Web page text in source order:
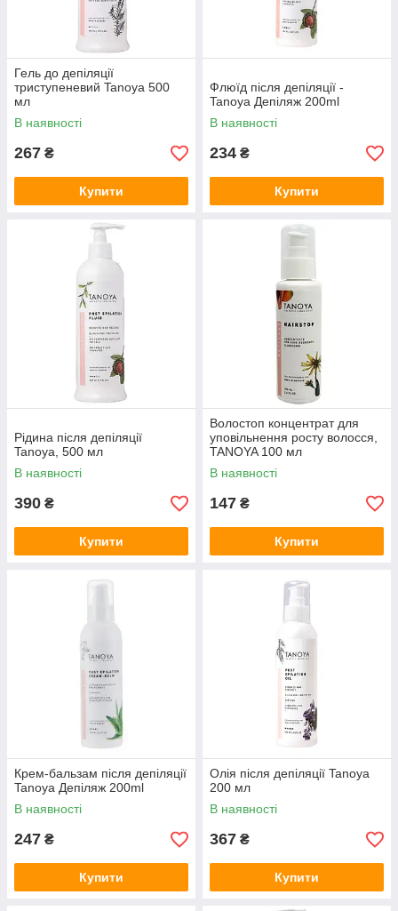
Гель до депіляції
триступеневий Tanoya 500
мл
В наявності
267 ₴
Купити
Флюїд після депіляції -
Tanoya Депіляж 200ml
В наявності
234 ₴
Купити
Рідина після депіляції
Tanoya, 500 мл
В наявності
390 ₴
Купити
Волостоп концентрат для
уповільнення росту волосся,
TANOYA 100 мл
В наявності
147 ₴
Купити
Крем-бальзам після депіляції
Tanoya Депіляж 200ml
В наявності
247 ₴
Купити
Олія після депіляції Tanoya
200 мл
В наявності
367 ₴
Купити